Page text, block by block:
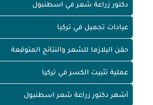
دكتور زراعة شعر في اسطنبول
عيادات تجميل في تركيا
حقن البلازما للشعر والنتائج المتوقعة
عملية تثبيت الكسر في تركيا
أشهر دكتور زراعة شعر اسطنبول